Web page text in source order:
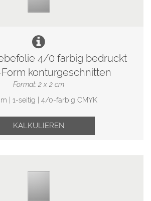
4/0 farbig bedruckt
konturgeschnitten
Format: 2 x 2 cm
| 1-seitig | 4/0-farbig CMYK
KALKULIEREN